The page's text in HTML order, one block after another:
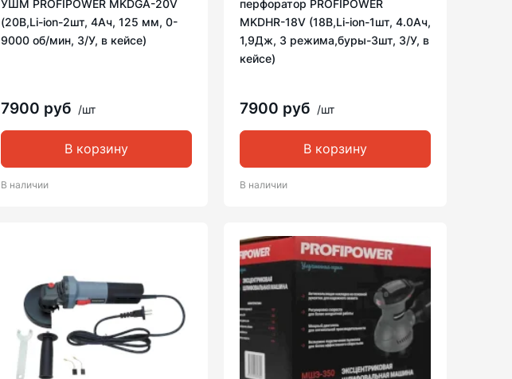
УШМ PROFIPOWER MKDGA-20V
(20В,Li-ion-2шт, 4Ач, 125 мм, 0-
9000 об/мин, З/У, в кейсе)
7900 руб /шт
В корзину
В наличии
перфоратор PROFIPOWER
MKDHR-18V (18В,Li-ion-1шт, 4.0Ач,
1,9Дж, 3 режима,буры-3шт, З/У, в
кейсе)
7900 руб /шт
В корзину
В наличии